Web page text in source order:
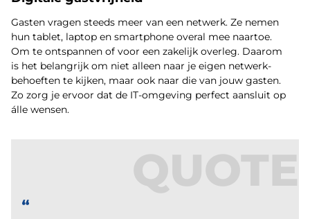
Gasten vragen steeds meer van een netwerk. Ze nemen
hun tablet, laptop en smartphone overal mee naartoe.
Om te ontspannen of voor een zakelijk overleg. Daarom
is het belangrijk om niet alleen naar je eigen netwerk-
behoeften te kijken, maar ook naar die van jouw gasten.
Zo zorg je ervoor dat de IT-omgeving perfect aansluit op
álle wensen.
QUOTE